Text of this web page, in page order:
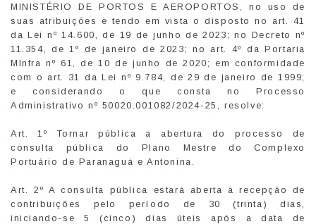
MINISTÉRIO DE PORTOS E AEROPORTOS, no uso de
suas atribuições e tendo em vista o disposto no art. 41
da Lei nº 14.600, de 19 de junho de 2023; no Decreto nº
11.354, de 1º de janeiro de 2023; no art. 4º da Portaria
MInfra nº 61, de 10 de junho de 2020; em conformidade
com o art. 31 da Lei nº 9.784, de 29 de janeiro de 1999;
e considerando o que consta no Processo
Administrativo nº 50020.001082/2024-25, resolve:
Art. 1º Tornar pública a abertura do processo de
consulta pública do Plano Mestre do Complexo
Portuário de Paranaguá e Antonina.
Art. 2º A consulta pública estará aberta à recepção de
contribuições pelo período de 30 (trinta) dias,
iniciando-se 5 (cinco) dias úteis após a data de